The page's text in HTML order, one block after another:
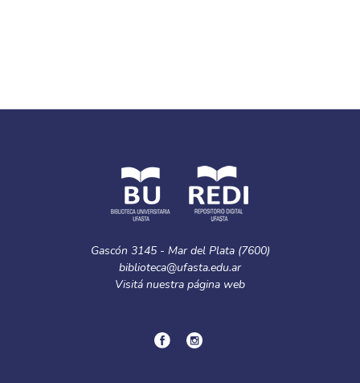
Gascón 3145 - Mar del Plata (7600)
biblioteca@ufasta.edu.ar
Visitá nuestra página web